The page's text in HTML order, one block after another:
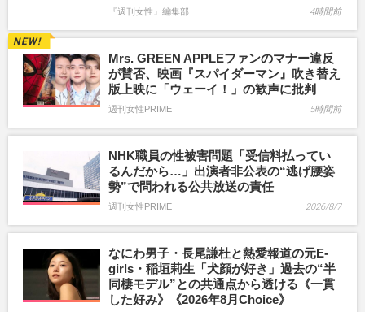
『週刊女性』編集部 4時間前
Mrs. GREEN APPLEファンのマナー違反
が賛否、映画『スパイダーマン』吹き替え
版上映に「ウェーイ！」の歓声に批判
週刊女性PRIME 5時間前
NHK職員の性被害問題「受信料払ってい
るんだから…」出演者非公表の“逃げ腰姿
勢”で問われる公共放送の責任
週刊女性PRIME 2026/8/7
なにわ男子・長尾謙杜と熱愛報道の元E-
girls・稲垣莉生「犬顔が好き」過去の“半
同棲モデル”との共通点から透ける《一貫
した好み》《2026年8月Choice》